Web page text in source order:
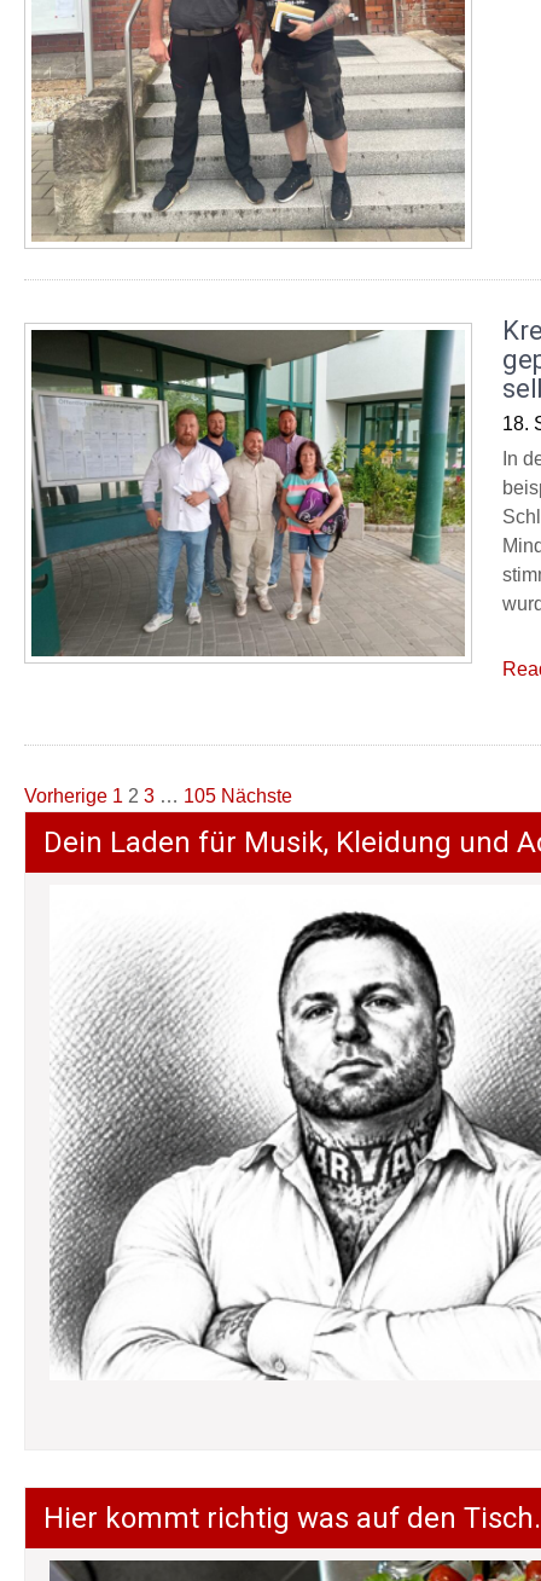
18.
In
Seitennummerierung
der
Beiträge
Vorherige 1 2 3 … 105 Nächste
Dein Laden für Musik, Kleidung und
Hier kommt richtig was auf den Tisch.